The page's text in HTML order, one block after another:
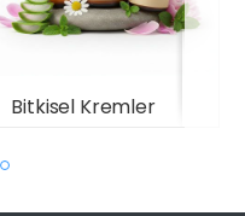
Bitkisel Kremler